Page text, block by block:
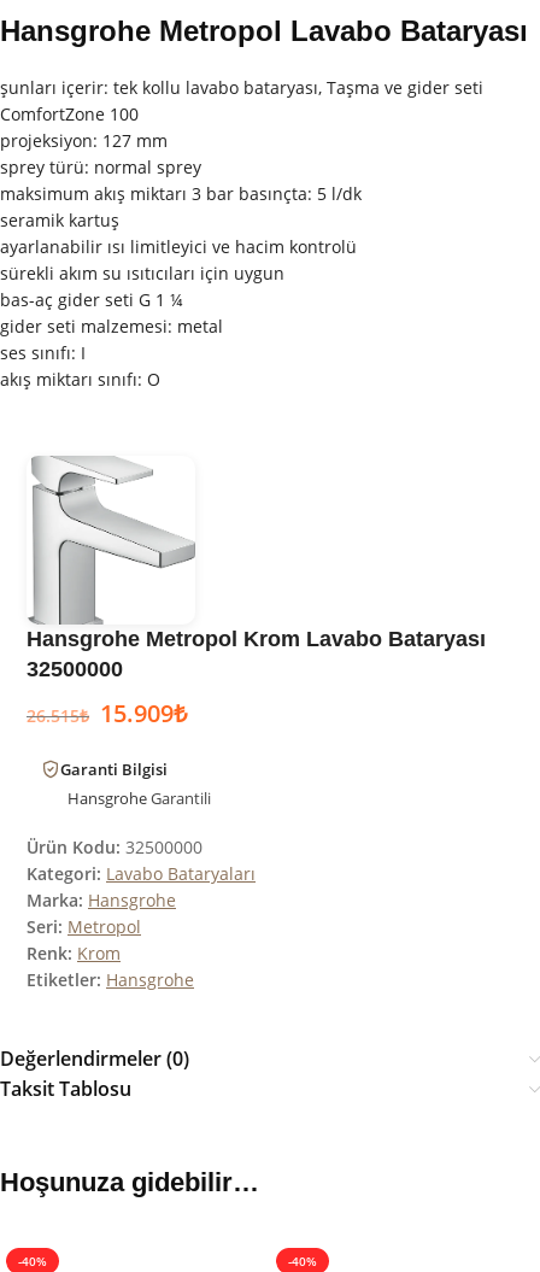
Hansgrohe Metropol Lavabo Bataryası
şunları içerir: tek kollu lavabo bataryası, Taşma ve gider seti
ComfortZone 100
projeksiyon: 127 mm
sprey türü: normal sprey
maksimum akış miktarı 3 bar basınçta: 5 l/dk
seramik kartuş
ayarlanabilir ısı limitleyici ve hacim kontrolü
sürekli akım su ısıtıcıları için uygun
bas-aç gider seti G 1 ¼
gider seti malzemesi: metal
ses sınıfı: I
akış miktarı sınıfı: O
Hansgrohe Metropol Krom Lavabo Bataryası
32500000
26.515₺ 15.909₺
Garanti Bilgisi
HansgroheGarantili
Ürün Kodu: 32500000
Kategori: Lavabo Bataryaları
Marka: Hansgrohe
Seri: Metropol
Renk: Krom
Etiketler: Hansgrohe
Değerlendirmeler (0)
Taksit Tablosu
Hoşunuza gidebilir…
-40% -40%